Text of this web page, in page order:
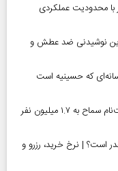
| بیش از ۱۰.۵ میلیون نفر با محدودیت عملکردی
نوشیدنی ضد عطش و
رسانه‌ای که حسینیه است
آغاز رسمی برنامه‌های اربعین ۱۴۰۵ در مرز‌ها | ثبت‌نام سماح به ۱.۷ میلیون نفر
در بهشت زهرا (س) در سال ۱۴۰۵ چقدر است؟ | نرخ خرید، رزرو و